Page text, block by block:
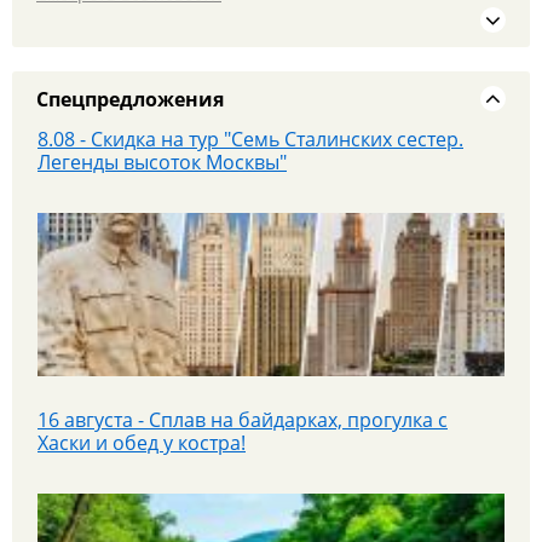
25 июля - Приглашаем на экскурсионный тур в
Парк «Патриот»!
Спецпредложения
8.08 - Скидка на тур "Семь Сталинских сестер.
Легенды высоток Москвы"
16 августа - Сплав на байдарках, прогулка с
Хаски и обед у костра!